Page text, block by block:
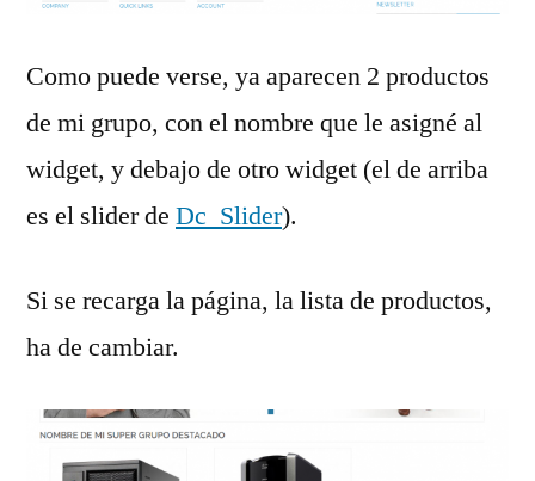
Como puede verse, ya aparecen 2 productos
de mi grupo, con el nombre que le asigné al
widget, y debajo de otro widget (el de arriba
es el slider de Dc_Slider).
Si se recarga la página, la lista de productos,
ha de cambiar.